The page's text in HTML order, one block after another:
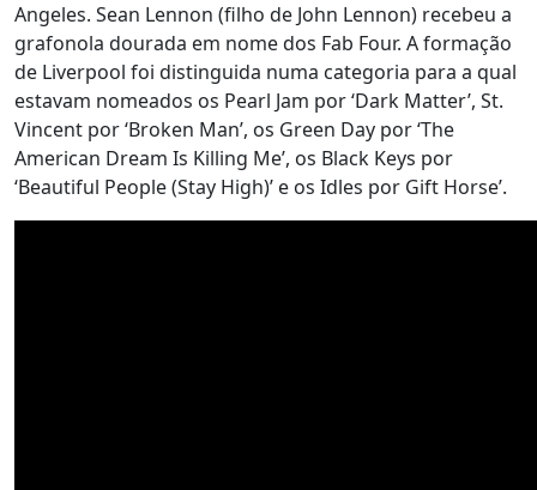
Angeles. Sean Lennon (filho de John Lennon) recebeu a
grafonola dourada em nome dos Fab Four. A formação
de Liverpool foi distinguida numa categoria para a qual
estavam nomeados os Pearl Jam por ‘Dark Matter’, St.
Vincent por ‘Broken Man’, os Green Day por ‘The
American Dream Is Killing Me’, os Black Keys por
‘Beautiful People (Stay High)’ e os Idles por Gift Horse’.